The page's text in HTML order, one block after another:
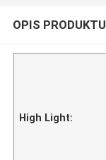
OPIS PRODUKTU
High Light: